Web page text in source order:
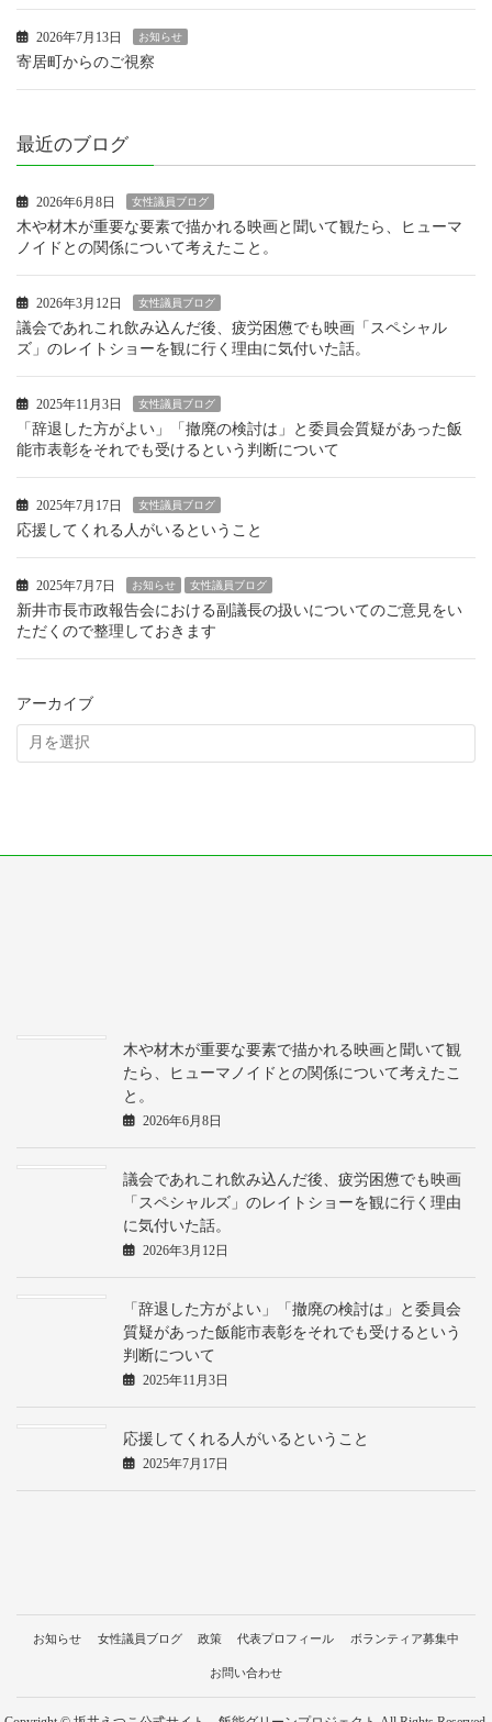
2026年7月13日 お知らせ
寄居町からのご視察
最近のブログ
2026年6月8日 女性議員ブログ
木や材木が重要な要素で描かれる映画と聞いて観たら、ヒューマ
ノイドとの関係について考えたこと。
2026年3月12日 女性議員ブログ
議会であれこれ飲み込んだ後、疲労困憊でも映画「スペシャル
ズ」のレイトショーを観に行く理由に気付いた話。
2025年11月3日 女性議員ブログ
「辞退した方がよい」「撤廃の検討は」と委員会質疑があった飯
能市表彰をそれでも受けるという判断について
2025年7月17日 女性議員ブログ
応援してくれる人がいるということ
2025年7月7日 お知らせ 女性議員ブログ
新井市長市政報告会における副議長の扱いについてのご意見をい
ただくので整理しておきます
アーカイブ
木や材木が重要な要素で描かれる映画と聞いて観
たら、ヒューマノイドとの関係について考えたこ
と。
2026年6月8日
議会であれこれ飲み込んだ後、疲労困憊でも映画
「スペシャルズ」のレイトショーを観に行く理由
に気付いた話。
2026年3月12日
「辞退した方がよい」「撤廃の検討は」と委員会
質疑があった飯能市表彰をそれでも受けるという
判断について
2025年11月3日
応援してくれる人がいるということ
2025年7月17日
お知らせ 女性議員ブログ 政策 代表プロフィール ボランティア募集中
お問い合わせ